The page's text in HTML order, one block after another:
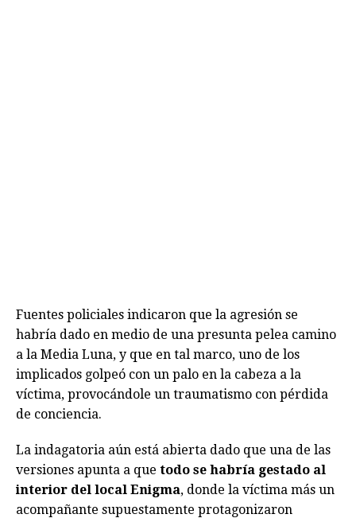
Fuentes policiales indicaron que la agresión se
habría dado en medio de una presunta pelea camino
a la Media Luna, y que en tal marco, uno de los
implicados golpeó con un palo en la cabeza a la
víctima, provocándole un traumatismo con pérdida
de conciencia.
La indagatoria aún está abierta dado que una de las
versiones apunta a que todo se habría gestado al
interior del local Enigma, donde la víctima más un
acompañante supuestamente protagonizaron